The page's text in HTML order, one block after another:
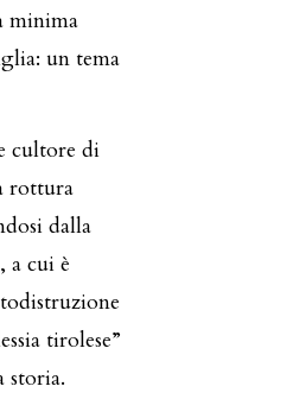
minima
un tema
cultore di
rottura
dalla
a cui è
tirolese”
storia.